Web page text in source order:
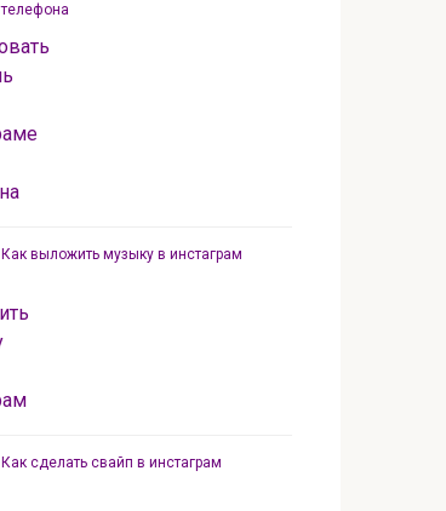
телефона
Как выложить музыку в инстаграм
Как сделать свайп в инстаграм